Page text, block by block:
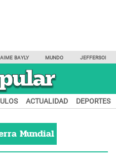
BAYLY MUNDO JEFFERSON
ACTUALIDAD DEPORTES
Mundial